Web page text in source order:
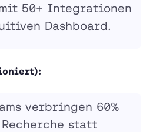
50+ Integrationen
Dashboard.
verbringen 60%
statt